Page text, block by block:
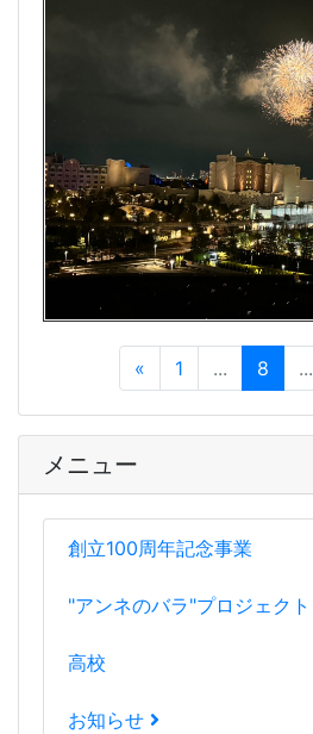
メニュー
創立100周年記念事業
"アンネのバラ"プロジェクト
高校
お知らせ
« 1 ... 8 ...